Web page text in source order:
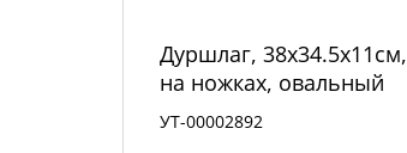
Дуршлаг, 38х34.5х11см,
на ножках, овальный
АП009/25/
УТ-00002892